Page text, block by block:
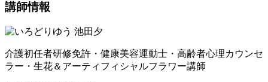
講師情報
介護初任者研修免許・健康美容運動士・高齢者心理カウンセ
ラー・生花＆アーティフィシャルフラワー講師